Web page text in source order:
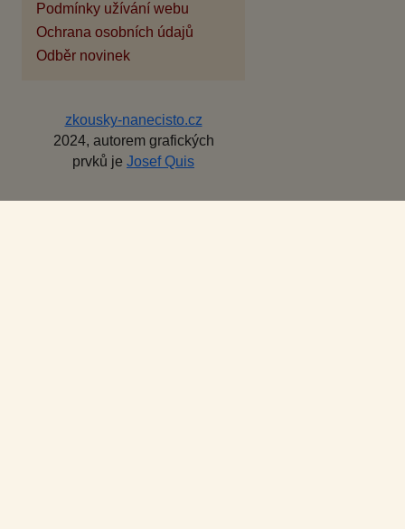
Podmínky užívání webu
Ochrana osobních údajů
Odběr novinek
zkousky-nanecisto.cz
2024, autorem grafických
prvků je Josef Quis